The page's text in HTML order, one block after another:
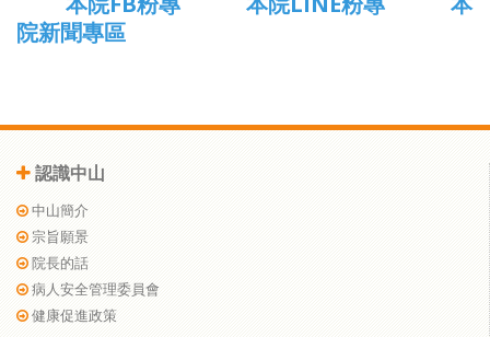
院新聞專區
認識中山
中山簡介
宗旨願景
院長的話
病人安全管理委員會
健康促進政策